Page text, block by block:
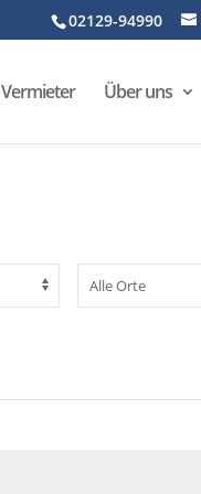
02129-94990
Vermieter Über uns